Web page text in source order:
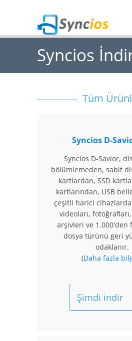
Syncios
Syncios
Merkezi
Tüm
Syncios D-
Syncios D-Savior,
bölümlemeden, sabit
kartlardan, SSD
kartlarından, USB
çeşitli harici
videoları,
arşivleri ve 1.000'den
dosya türünü geri
odaklanır.
(Daha fazla
Şimdi indir